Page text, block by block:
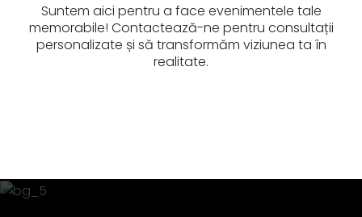
Suntem aici pentru a face evenimentele tale
memorabile! Contactează-ne pentru consultații
personalizate și să transformăm viziunea ta în
realitate.